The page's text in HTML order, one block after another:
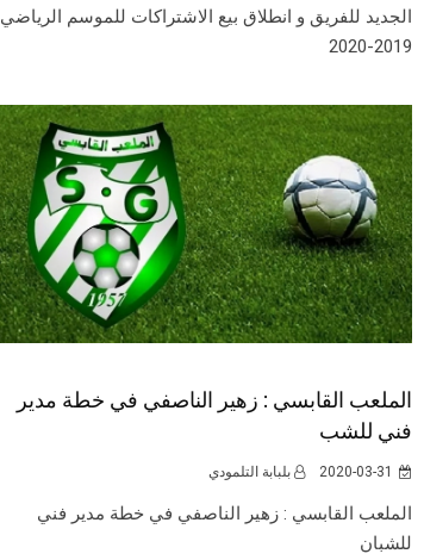
الجديد للفريق و انطلاق بيع الاشتراكات للموسم الرياضي
2019-2020
الملعب القابسي : زهير الناصفي في خطة مدير
فني للشب
2020-03-31 بلبابة التلمودي
الملعب القابسي : زهير الناصفي في خطة مدير فني
للشبان